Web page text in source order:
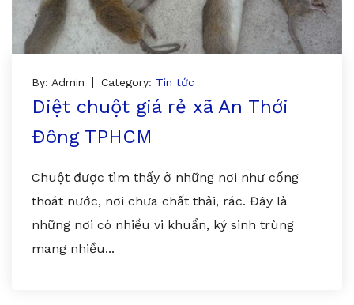
By: Admin Category: Tin tức
Diệt chuột giá rẻ xã An Thới
Đông TPHCM
Chuột được tìm thấy ở những nơi như cống
thoát nước, nơi chưa chất thải, rác. Đây là
những nơi có nhiều vi khuẩn, ký sinh trùng
mang nhiều...